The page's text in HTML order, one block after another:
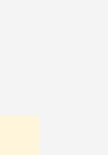
Em
reúne